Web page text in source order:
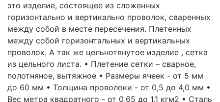
это изделие, состоящее из сложенных
горизонтально и вертикально проволок, сваренных
между собой в месте пересечения. Плетенных
между собой горизонтальных и вертикальных
проволок. А так же цельнотянутое изделие , сетка
из цельного листа. • Плетение сетки – сварное,
полотняное, вытяжное • Размеры ячеек - от 5 мм
до 60 мм • Толщина проволоки - от 0,5 до 4,0 мм •
Вес метра квадратного - от 0,65 до 1,1 кгм2 • Сталь